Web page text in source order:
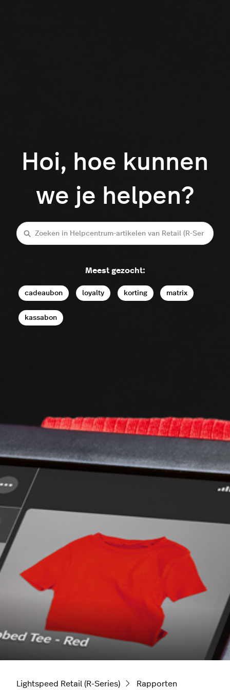
Hoi, hoe kunnen
we je helpen?
Zoeken
Meest gezocht:
cadeaubon loyalty korting matrix
kassabon
Lightspeed Retail (R-Series) Rapporten